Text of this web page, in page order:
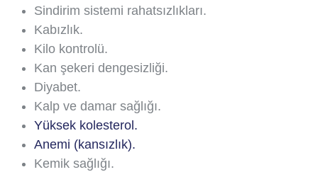
Sindirim sistemi rahatsızlıkları.
Kabızlık.
Kilo kontrolü.
Kan şekeri dengesizliği.
Diyabet.
Kalp ve damar sağlığı.
Yüksek kolesterol.
Anemi (kansızlık).
Kemik sağlığı.